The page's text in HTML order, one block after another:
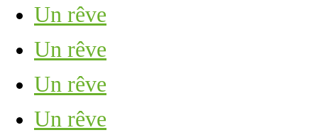
Un rêve
Un rêve
Un rêve
Un rêve